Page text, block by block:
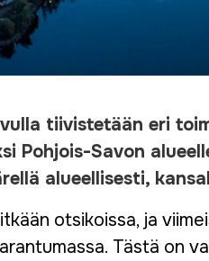
tiivistetään eri
Pohjois-Savon
alueellisesti,
otsikoissa, ja
Tästä on